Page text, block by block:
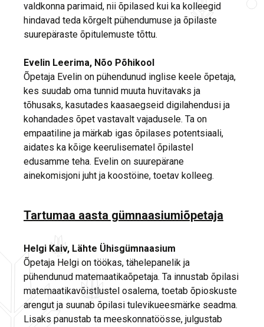
valdkonna parimaid, nii õpilased kui ka kolleegid
hindavad teda kõrgelt pühendumuse ja õpilaste
suurepäraste õpitulemuste tõttu.
Evelin Leerima, Nõo Põhikool
Õpetaja Evelin on pühendunud inglise keele õpetaja,
kes suudab oma tunnid muuta huvitavaks ja
tõhusaks, kasutades kaasaegseid digilahendusi ja
kohandades õpet vastavalt vajadusele. Ta on
empaatiline ja märkab igas õpilases potentsiaali,
aidates ka kõige keerulisematel õpilastel
edusamme teha. Evelin on suurepärane
ainekomisjoni juht ja koostöine, toetav kolleeg.
Tartumaa aasta gümnaasiumiõpetaja
Helgi Kaiv, Lähte Ühisgümnaasium
Õpetaja Helgi on töökas, tähelepanelik ja
pühendunud matemaatikaõpetaja. Ta innustab õpilasi
matemaatikavõistlustel osalema, toetab õpioskuste
arengut ja suunab õpilasi tulevikueesmärke seadma.
Lisaks panustab ta meeskonnatöösse, julgustab